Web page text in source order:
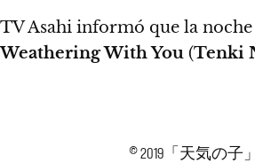
TV Asahi informó que la
Weathering With You (Tenki
© 2019「天気の